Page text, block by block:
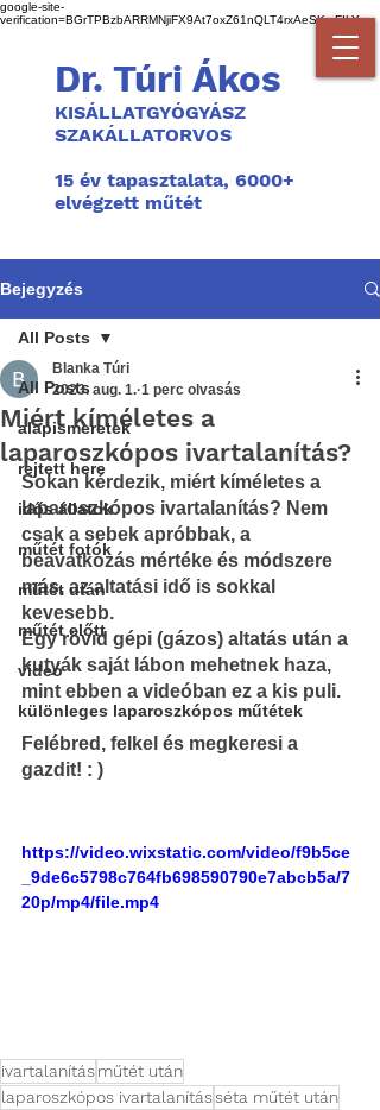
google-site-
verification=BGrTPBzbARRMNjiFX9At7oxZ61nQLT4rxAeSKmFILYg
Dr. Túri Ákos
KISÁLLATGYÓGYÁSZ
SZAKÁLLATORVOS
15 év tapasztalata, 6000+
elvégzett műtét
Bejegyzés
All Posts
alapismeretek
rejtett here
idős állatok
műtét fotók
műtét után
műtét előtt
videó
különleges laparoszkópos műtétek
All Posts
Miért kíméletes a
laparoszkópos ivartalanítás?
Blanka Túri
2023. aug. 1. 1 perc olvasás
Sokan kérdezik, miért kíméletes a
laparoszkópos ivartalanítás? Nem
csak a sebek apróbbak, a
beavatkozás mértéke és módszere
más, az altatási idő is sokkal
kevesebb.
Egy rövid gépi (gázos) altatás után a
kutyák saját lábon mehetnek haza,
mint ebben a videóban ez a kis puli.
Felébred, felkel és megkeresi a
gazdit! : )
https://video.wixstatic.com/video/f9b5ce
_9de6c5798c764fb698590790e7abcb5a/7
20p/mp4/file.mp4
ivartalanításműtét után
laparoszkópos ivartalanításséta műtét után